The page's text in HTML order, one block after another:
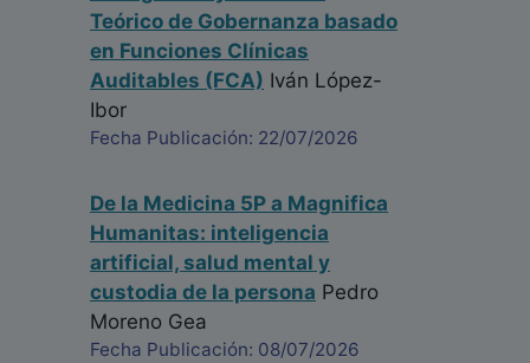
Teórico de Gobernanza basado
en Funciones Clínicas
Auditables (FCA) Iván López-
Ibor
Fecha Publicación: 22/07/2026
De la Medicina 5P a Magnifica
Humanitas: inteligencia
artificial, salud mental y
custodia de la persona Pedro
Moreno Gea
Fecha Publicación: 08/07/2026